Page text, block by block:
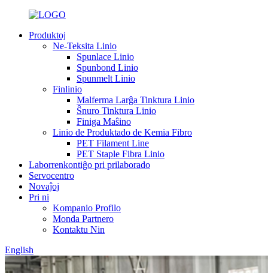
Produktoj
Ne-Teksita Linio
Spunlace Linio
Spunbond Linio
Spunmelt Linio
Finlinio
Malferma Larĝa Tinktura Linio
Ŝnuro Tinktura Linio
Finiga Maŝino
Linio de Produktado de Kemia Fibro
PET Filament Line
PET Staple Fibra Linio
Laborrenkontiĝo pri prilaborado
Servocentro
Novaĵoj
Pri ni
Kompanio Profilo
Monda Partnero
Kontaktu Nin
English